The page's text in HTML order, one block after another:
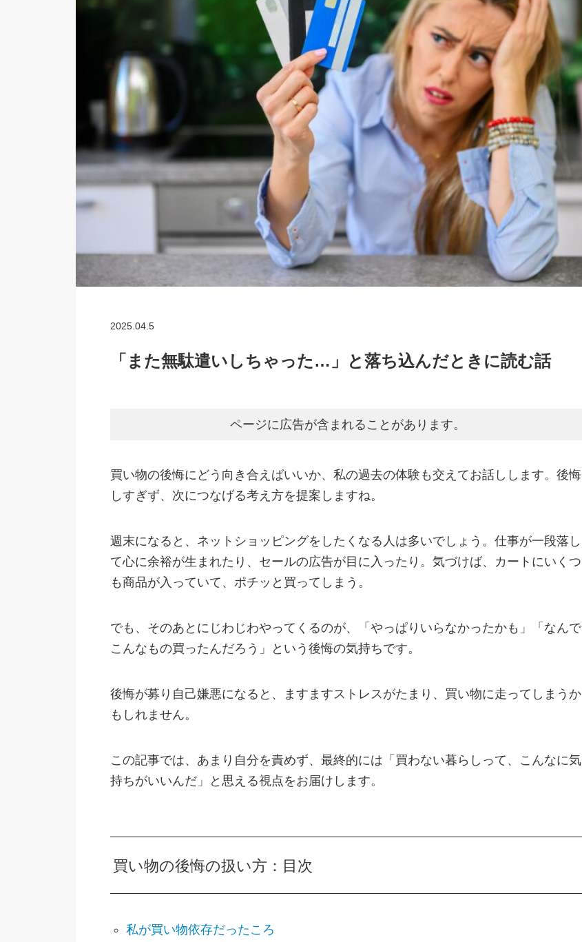
2025.04.5
「また無駄遣いしちゃった…」と落ち込んだときに読む話
ページに広告が含まれることがあります。
買い物の後悔にどう向き合えばいいか、私の過去の体験も交えてお話しします。後悔
しすぎず、次につなげる考え方を提案しますね。
週末になると、ネットショッピングをしたくなる人は多いでしょう。仕事が一段落し
て心に余裕が生まれたり、セールの広告が目に入ったり。気づけば、カートにいくつ
も商品が入っていて、ポチッと買ってしまう。
でも、そのあとにじわじわやってくるのが、「やっぱりいらなかったかも」「なんで
こんなもの買ったんだろう」という後悔の気持ちです。
後悔が募り自己嫌悪になると、ますますストレスがたまり、買い物に走ってしまうか
もしれません。
この記事では、あまり自分を責めず、最終的には「買わない暮らしって、こんなに気
持ちがいいんだ」と思える視点をお届けします。
買い物の後悔の扱い方：目次
私が買い物依存だったころ